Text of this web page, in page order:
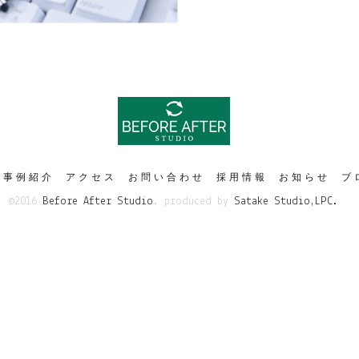
事例紹介 アクセス お問い合わせ 採用情報 お知らせ ブ
©2016 Before After Studio . produced by Satake Studio,LPC.